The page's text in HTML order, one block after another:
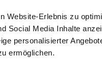
Website-Erlebnis zu
Social Media Inhalte
personalisierter
ermöglichen.